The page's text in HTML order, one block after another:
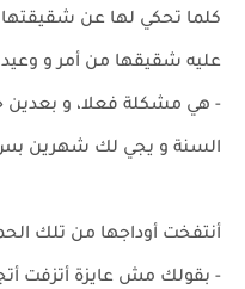
كلما تحكي لها عن
عليه شقيقها من أمر و وعيد
- هي مشكلة فعلا، و بعدين
السنة و يجي لك شهرين
أنتفخت أوداجها من تلك
- بقولك مش عايزة أتزفت